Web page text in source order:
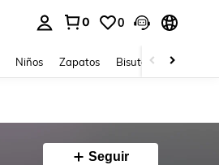
0 0
Niños Zapatos Bisutería Y
Seguir